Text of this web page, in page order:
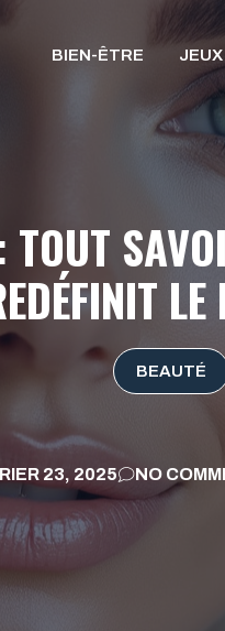
BIEN-ÊTRE JEUX
LE
BEAUTÉ
23, 2025 NO